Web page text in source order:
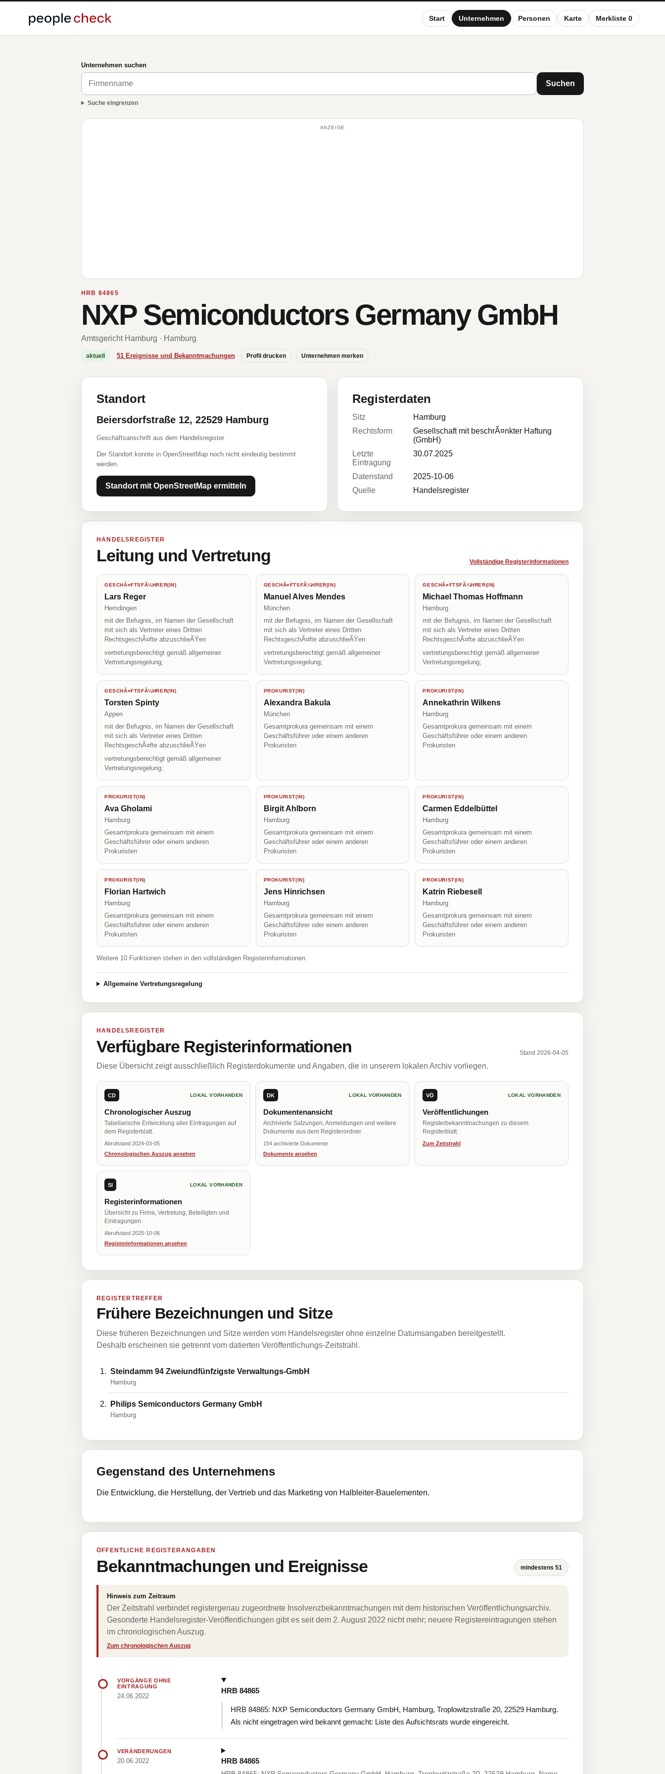
Start Unternehmen Personen Karte Merkliste 0
Unternehmen suchen
Suchen
Suche eingrenzen
ANZEIGE
HRB 84865
NXP Semiconductors Germany GmbH
Amtsgericht Hamburg · Hamburg
aktuell 51 Ereignisse und Bekanntmachungen Profil drucken Unternehmen merken
Standort
Beiersdorfstraße 12, 22529 Hamburg
Geschäftsanschrift aus dem Handelsregister
Der Standort konnte in OpenStreetMap noch nicht eindeutig bestimmt
werden.
Standort mit OpenStreetMap ermitteln
Registerdaten
Sitz
Hamburg
Rechtsform
Gesellschaft mit beschrÃ¤nkter Haftung
(GmbH)
Letzte
Eintragung
30.07.2025
Datenstand
2025-10-06
Quelle
Handelsregister
HANDELSREGISTER
Leitung und Vertretung Vollständige Registerinformationen
GESCHÃ¤FTSFÃ¼HRER(IN)
Lars Reger
Hemdingen
mit der Befugnis, im Namen der Gesellschaft
mit sich als Vertreter eines Dritten
RechtsgeschÃ¤fte abzuschlieÃŸen
vertretungsberechtigt gemäß allgemeiner
Vertretungsregelung;
GESCHÃ¤FTSFÃ¼HRER(IN)
Manuel Alves Mendes
München
mit der Befugnis, im Namen der Gesellschaft
mit sich als Vertreter eines Dritten
RechtsgeschÃ¤fte abzuschlieÃŸen
vertretungsberechtigt gemäß allgemeiner
Vertretungsregelung;
GESCHÃ¤FTSFÃ¼HRER(IN)
Michael Thomas Hoffmann
Hamburg
mit der Befugnis, im Namen der Gesellschaft
mit sich als Vertreter eines Dritten
RechtsgeschÃ¤fte abzuschlieÃŸen
vertretungsberechtigt gemäß allgemeiner
Vertretungsregelung;
GESCHÃ¤FTSFÃ¼HRER(IN)
Torsten Spinty
Appen
mit der Befugnis, im Namen der Gesellschaft
mit sich als Vertreter eines Dritten
RechtsgeschÃ¤fte abzuschlieÃŸen
vertretungsberechtigt gemäß allgemeiner
Vertretungsregelung;
PROKURIST(IN)
Alexandra Bakula
München
Gesamtprokura gemeinsam mit einem
Geschäftsführer oder einem anderen
Prokuristen
PROKURIST(IN)
Annekathrin Wilkens
Hamburg
Gesamtprokura gemeinsam mit einem
Geschäftsführer oder einem anderen
Prokuristen
PROKURIST(IN)
Ava Gholami
Hamburg
Gesamtprokura gemeinsam mit einem
Geschäftsführer oder einem anderen
Prokuristen
PROKURIST(IN)
Birgit Ahlborn
Hamburg
Gesamtprokura gemeinsam mit einem
Geschäftsführer oder einem anderen
Prokuristen
PROKURIST(IN)
Carmen Eddelbüttel
Hamburg
Gesamtprokura gemeinsam mit einem
Geschäftsführer oder einem anderen
Prokuristen
PROKURIST(IN)
Florian Hartwich
Hamburg
Gesamtprokura gemeinsam mit einem
Geschäftsführer oder einem anderen
Prokuristen
PROKURIST(IN)
Jens Hinrichsen
Hamburg
Gesamtprokura gemeinsam mit einem
Geschäftsführer oder einem anderen
Prokuristen
PROKURIST(IN)
Katrin Riebesell
Hamburg
Gesamtprokura gemeinsam mit einem
Geschäftsführer oder einem anderen
Prokuristen
Weitere 10 Funktionen stehen in den vollständigen Registerinformationen.
Allgemeine Vertretungsregelung
HANDELSREGISTER
Verfügbare Registerinformationen Stand 2026-04-05
Diese Übersicht zeigt ausschließlich Registerdokumente und Angaben, die in unserem lokalen Archiv vorliegen.
CD LOKAL VORHANDEN
Chronologischer Auszug
Tabellarische Entwicklung aller Eintragungen auf
dem Registerblatt.
Abrufstand 2024-03-05
Chronologischen Auszug ansehen
DK LOKAL VORHANDEN
Dokumentenansicht
Archivierte Satzungen, Anmeldungen und weitere
Dokumente aus dem Registerordner.
154 archivierte Dokumente
Dokumente ansehen
VÖ LOKAL VORHANDEN
Veröffentlichungen
Registerbekanntmachungen zu diesem
Registerblatt.
Zum Zeitstrahl
SI LOKAL VORHANDEN
Registerinformationen
Übersicht zu Firma, Vertretung, Beteiligten und
Eintragungen.
Abrufstand 2025-10-06
Registerinformationen ansehen
REGISTERTREFFER
Frühere Bezeichnungen und Sitze
Diese früheren Bezeichnungen und Sitze werden vom Handelsregister ohne einzelne Datumsangaben bereitgestellt.
Deshalb erscheinen sie getrennt vom datierten Veröffentlichungs-Zeitstrahl.
Steindamm 94 Zweiundfünfzigste Verwaltungs-GmbH
Hamburg
Philips Semiconductors Germany GmbH
Hamburg
Gegenstand des Unternehmens
Die Entwicklung, die Herstellung, der Vertrieb und das Marketing von Halbleiter-Bauelementen.
ÖFFENTLICHE REGISTERANGABEN
Bekanntmachungen und Ereignisse mindestens 51
Hinweis zum Zeitraum
Der Zeitstrahl verbindet registergenau zugeordnete Insolvenzbekanntmachungen mit dem historischen Veröffentlichungsarchiv.
Gesonderte Handelsregister-Veröffentlichungen gibt es seit dem 2. August 2022 nicht mehr; neuere Registereintragungen stehen
im chronologischen Auszug.
Zum chronologischen Auszug
VORGÄNGE OHNE
EINTRAGUNG
24.06.2022
HRB 84865
HRB 84865: NXP Semiconductors Germany GmbH, Hamburg, Troplowitzstraße 20, 22529 Hamburg.
Als nicht eingetragen wird bekannt gemacht: Liste des Aufsichtsrats wurde eingereicht.
VERÄNDERUNGEN
20.06.2022 HRB 84865